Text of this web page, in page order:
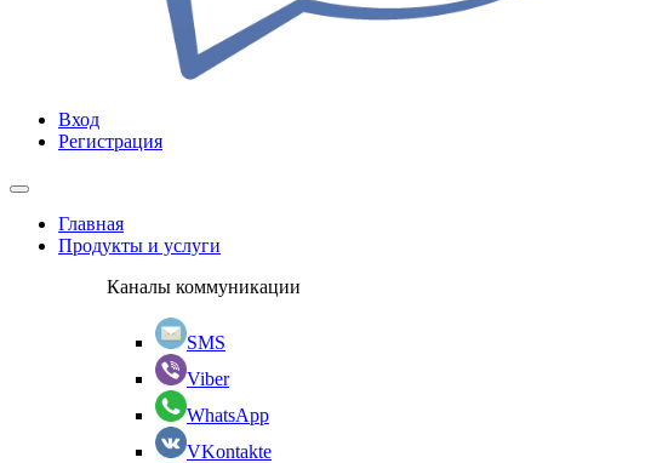
Вход
Регистрация
Главная
Продукты и услуги
Каналы коммуникации
SMS
Viber
WhatsApp
VKontakte